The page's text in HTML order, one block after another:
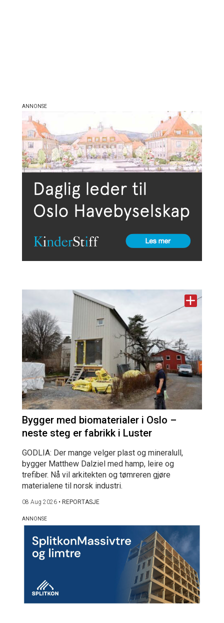
Bygger med biomaterialer i Oslo –
neste steg er fabrikk i Luster
GODLIA: Der mange velger plast og mineralull,
bygger Matthew Dalziel med hamp, leire og
trefiber. Nå vil arkitekten og tømreren gjøre
materialene til norsk industri.
08 Aug 2026 • REPORTASJE